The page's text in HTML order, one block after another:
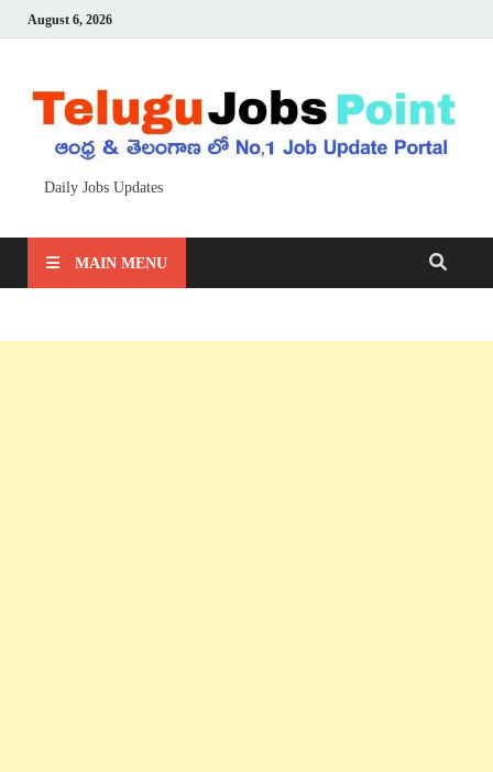
August 6, 2026
Daily Jobs Updates
MAIN MENU